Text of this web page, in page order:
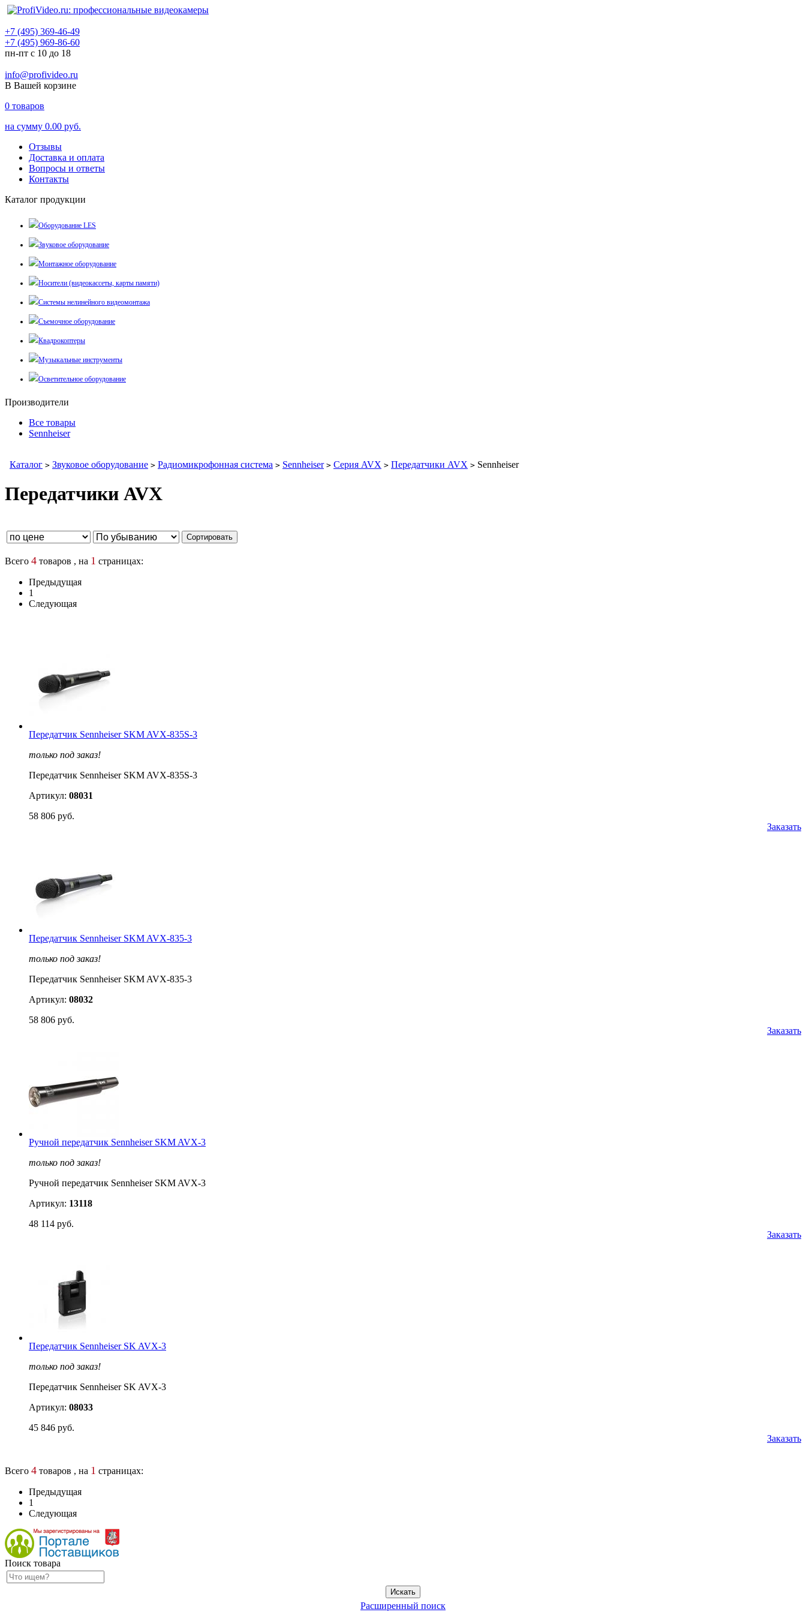
+7 (495) 369-46-49
+7 (495) 969-86-60
пн-пт с 10 до 18
info@profivideo.ru
В Вашей корзине
0 товаров
на сумму 0.00 руб.
Отзывы
Доставка и оплата
Вопросы и ответы
Контакты
Каталог продукции
Оборудование LES
Звуковое оборудование
Монтажное оборудование
Носители (видеокассеты, карты памяти)
Системы нелинейного видеомонтажа
Съемочное оборудование
Квадрокоптеры
Музыкальные инструменты
Осветительное оборудование
Производители
Все товары
Sennheiser
Каталог > Звуковое оборудование > Радиомикрофонная система > Sennheiser > Серия AVX > Передатчики AVX > Sennheiser
Передатчики AVX
Всего 4 товаров , на 1 страницах:
Предыдущая
1
Следующая
Передатчик Sennheiser SKM AVX-835S-3
только под заказ!
Передатчик Sennheiser SKM AVX-835S-3
Артикул: 08031
58 806 руб.
Заказать
Передатчик Sennheiser SKM AVX-835-3
только под заказ!
Передатчик Sennheiser SKM AVX-835-3
Артикул: 08032
58 806 руб.
Заказать
Ручной передатчик Sennheiser SKM AVX-3
только под заказ!
Ручной передатчик Sennheiser SKM AVX-3
Артикул: 13118
48 114 руб.
Заказать
Передатчик Sennheiser SK AVX-3
только под заказ!
Передатчик Sennheiser SK AVX-3
Артикул: 08033
45 846 руб.
Заказать
Всего 4 товаров , на 1 страницах:
Предыдущая
1
Следующая
Поиск товара
Расширенный поиск